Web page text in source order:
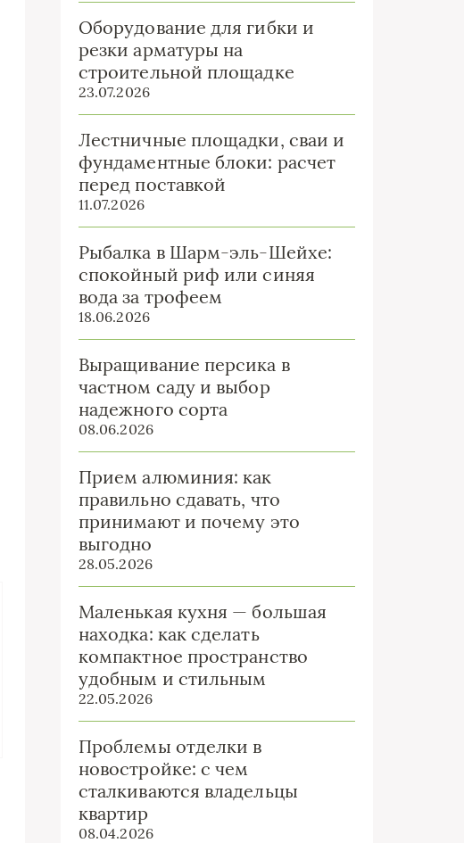
Оборудование для гибки и
резки арматуры на
строительной площадке
23.07.2026
Лестничные площадки, сваи и
фундаментные блоки: расчет
перед поставкой
11.07.2026
Рыбалка в Шарм-эль-Шейхе:
спокойный риф или синяя
вода за трофеем
18.06.2026
Выращивание персика в
частном саду и выбор
надежного сорта
08.06.2026
Прием алюминия: как
правильно сдавать, что
принимают и почему это
выгодно
28.05.2026
Маленькая кухня — большая
находка: как сделать
компактное пространство
удобным и стильным
22.05.2026
Проблемы отделки в
новостройке: с чем
сталкиваются владельцы
квартир
08.04.2026